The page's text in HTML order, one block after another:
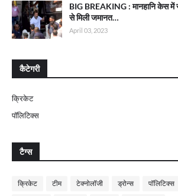
BIG BREAKING : मानहानि केस में
से मिली जमानत…
April 03, 2023
कैटेगरी
क्रिकेट
पॉलिटिक्स
टैग्स
क्रिकेट टीम टेक्नोलॉजी ड्रोन्स पॉलिटिक्स